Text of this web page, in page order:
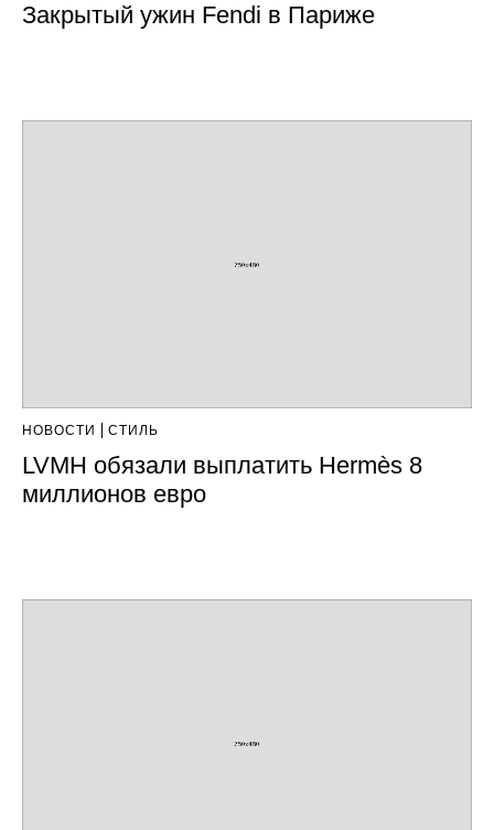
Закрытый ужин Fendi в Париже
НОВОСТИ СТИЛЬ
LVMH обязали выплатить Hermès 8
миллионов евро